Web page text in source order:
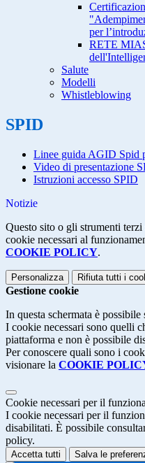
per
RETE
Salute
Modelli
Whistleblowing
SPID
Linee guida AGID Spid
Video di presentazione
Istruzioni accesso SPID
Notizie
Questo sito o gli strumenti
cookie necessari al
COOKIE POLICY.
Personalizza Rifiuta tutti i
Gestione cookie
In questa schermata è
I cookie necessari sono quelli
piattaforma e non è possibile
Per conoscere quali sono i
visionare la COOKIE
Cookie necessari per il
I cookie necessari per il
disabilitati. È possibile
policy.
Accetta tutti Salva le